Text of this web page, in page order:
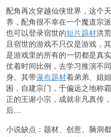
配角再次穿越仙侠世界，这个
养，配角很不幸在一个魔道宗
也可以登录宿世的短片题材洪
且宿世的游戏不只仅是游戏，
是游戏里的所有的一切都是真
仗着时间比例，去学习推演不
身。其带瀑布题材着弟弟、姐
困，自建宗门，于偏远之地称
正的王谢小宗，成就非凡真传
后…
小说缺点：题材、创意、脑洞